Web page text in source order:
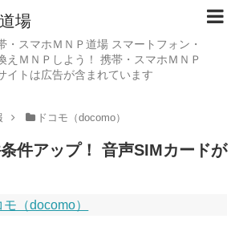
場
・スマホＭＮＰ道場 スマートフォン・
えＭＮＰしよう！ 携帯・スマホＭＮＰ
トは広告が含まれています
ドコモ（docomo）
件アップ！ 音声SIMカードが
モ（docomo）